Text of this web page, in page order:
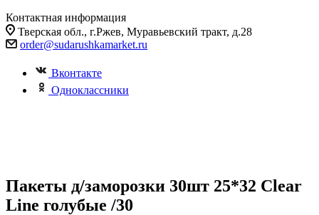
Контактная информация
Тверская обл., г.Ржев, Муравьевский тракт, д.28
order@sudarushkamarket.ru
Вконтакте
Одноклассники
Пакеты д/заморозки 30шт 25*32 Clear
Line голубые /30